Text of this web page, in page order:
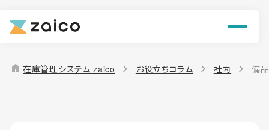
機能
解決できる課題
home 在庫管理システム zaico お役立ちコラム 社内 備